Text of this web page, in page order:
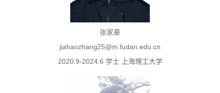
张家豪
jiahaozhang25@m.fudan.edu.cn
2020.9-2024.6 学士 上海理工大学